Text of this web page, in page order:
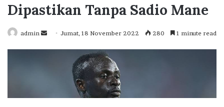
Dipastikan Tanpa Sadio Mane
admin
Send Jumat, 18 November 2022 280 1 minute read